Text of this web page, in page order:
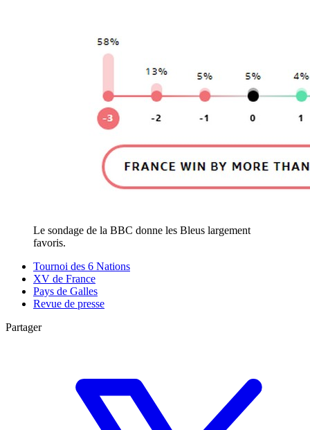
Le sondage de la BBC donne les Bleus largement
favoris.
Tournoi des 6 Nations
XV de France
Pays de Galles
Revue de presse
Partager